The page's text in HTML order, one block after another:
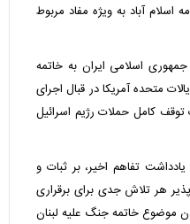
اسلام آباد به ویژه مفاد مربوط
اسلامی ایران به خاتمه
متحده آمریکا در قبال اجرای
کامل حملات رژیم اسرائیل
یادداشت تفاهم اخیر، بر ثبات و
هر تلاش جدی برای برقراری
موضوع خاتمه جنگ علیه لبنان